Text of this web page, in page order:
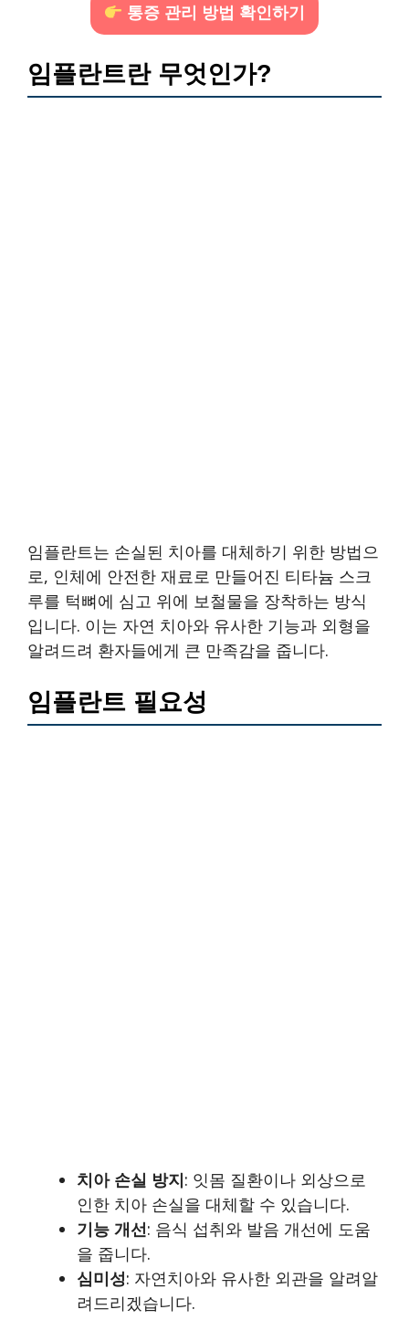
통증 관리 방법 확인하기
임플란트란 무엇인가?
임플란트는 손실된 치아를 대체하기 위한 방법으
로, 인체에 안전한 재료로 만들어진 티타늄 스크
루를 턱뼈에 심고 위에 보철물을 장착하는 방식
입니다. 이는 자연 치아와 유사한 기능과 외형을
알려드려 환자들에게 큰 만족감을 줍니다.
임플란트 필요성
치아 손실 방지: 잇몸 질환이나 외상으로
인한 치아 손실을 대체할 수 있습니다.
기능 개선: 음식 섭취와 발음 개선에 도움
을 줍니다.
심미성: 자연치아와 유사한 외관을 알려알
려드리겠습니다.